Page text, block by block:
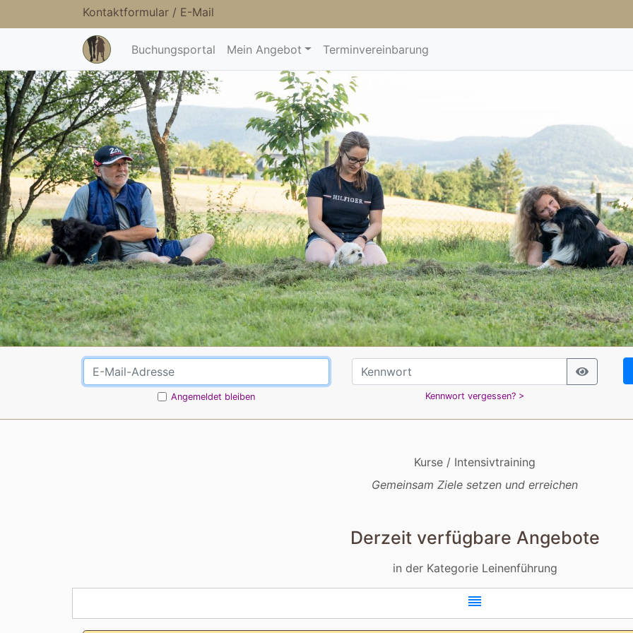
Kontaktformular / E-Mail
Buchungsportal Mein Angebot Terminvereinbarung
Angemeldet bleiben Kennwort vergessen? >
Kurse / Intensivtraining
Gemeinsam Ziele setzen und erreichen
Derzeit verfügbare Angebote
in der Kategorie Leinenführung
reorder